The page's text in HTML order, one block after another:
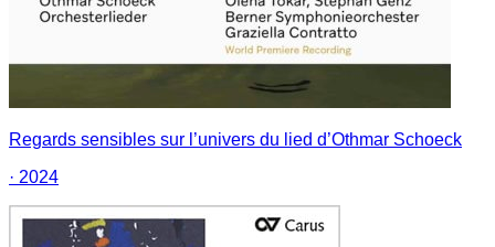
Regards sensibles sur l’univers du lied d’Othmar Schoeck
· 2024